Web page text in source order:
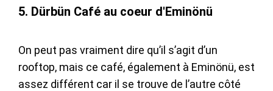
5. Dürbün Café au coeur d'Eminönü
On peut pas vraiment dire qu’il s’agit d’un
rooftop, mais ce café, également à Eminönü, est
assez différent car il se trouve de l’autre côté